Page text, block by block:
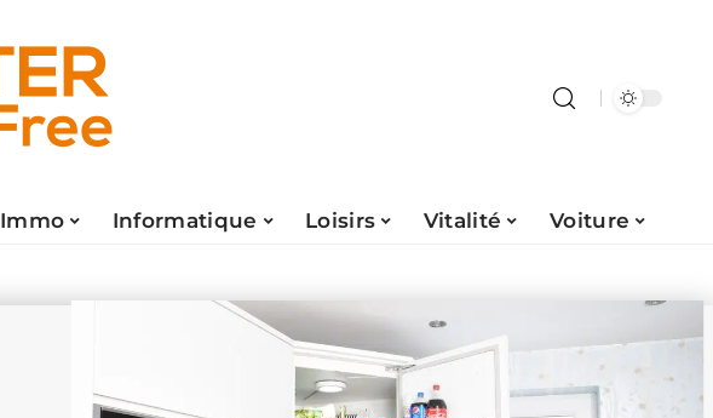
Immo Informatique Loisirs Vitalité Voiture